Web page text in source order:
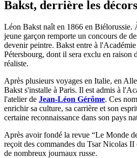
Bakst, derrière les
Léon Bakst naît en 1866 en Biélorussie.
jeune garçon remporte un concours de
devenir peintre. Bakst entre à
Pétersbourg, dont il sera exclu en raison
réaliste.
Après plusieurs voyages en Italie, en
Bakst s'installe à Paris. Il est admis à
l'atelier de Jean-Léon Gérôme. Ces
enrichir sa culture, sa carrière et son
certaine reconnaissance dans son pays
Après avoir fondé la revue “Le Monde
reçoit des commandes du Tsar Nicolas
de nombreux journaux russe.